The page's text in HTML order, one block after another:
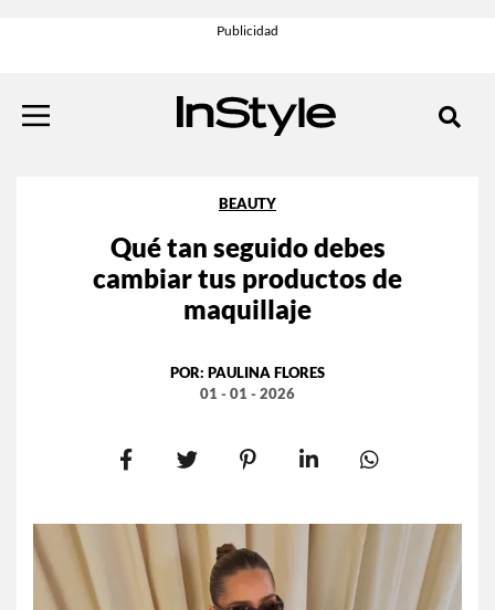
BEAUTY
Qué tan seguido debes
cambiar tus productos de
maquillaje
POR: PAULINA FLORES
01 - 01 - 2026